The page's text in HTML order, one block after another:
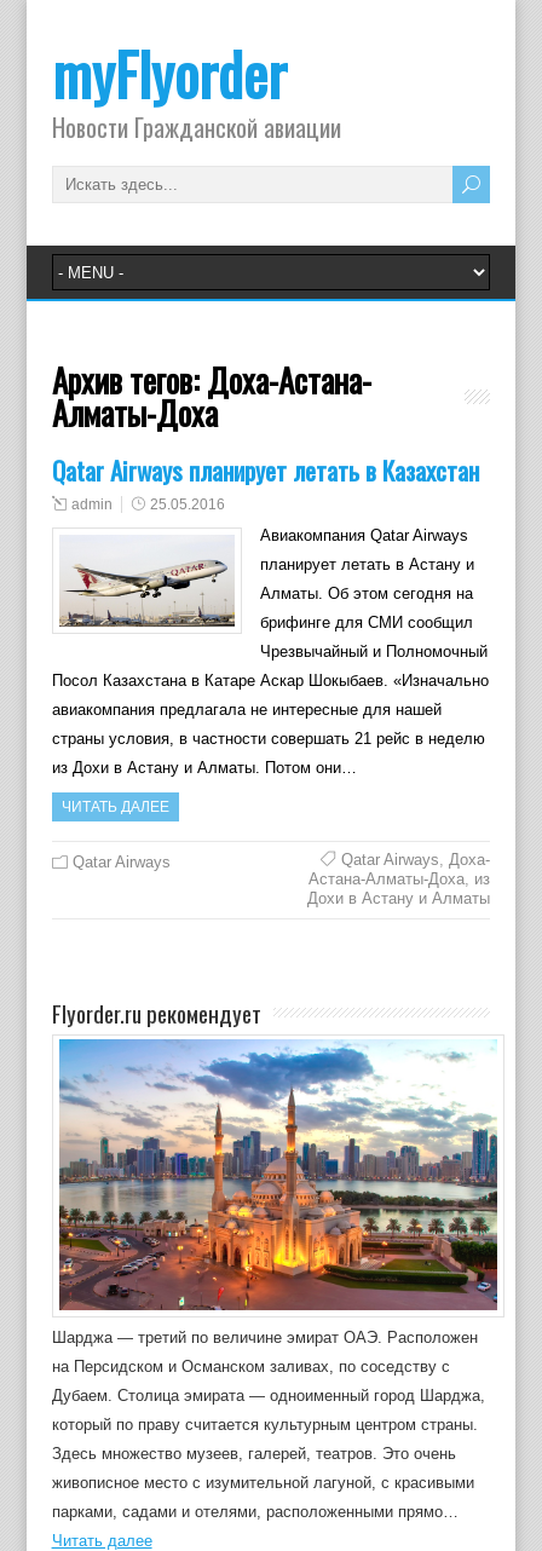
myFlyorder
Новости Гражданской авиации
Архив тегов:Доха-Астана-
Алматы-Доха
Qatar Airways планирует летать в Казахстан
admin 25.05.2016
Авиакомпания Qatar Airways
планирует летать в Астану и
Алматы. Об этом сегодня на
брифинге для СМИ сообщил
Чрезвычайный и Полномочный
Посол Казахстана в Катаре Аскар Шокыбаев. «Изначально
авиакомпания предлагала не интересные для нашей
страны условия, в частности совершать 21 рейс в неделю
из Дохи в Астану и Алматы. Потом они…
ЧИТАТЬ ДАЛЕЕ
Qatar Airways Qatar Airways,Доха-
Астана-Алматы-Доха, из
Дохи в Астану и Алматы
Flyorder.ru рекомендует
Шарджа — третий по величине эмират ОАЭ. Расположен
на Персидском и Османском заливах, по соседству с
Дубаем. Столица эмирата — одноименный город Шарджа,
который по праву считается культурным центром страны.
Здесь множество музеев, галерей, театров. Это очень
живописное место с изумительной лагуной, с красивыми
парками, садами и отелями, расположенными прямо…
Читать далее